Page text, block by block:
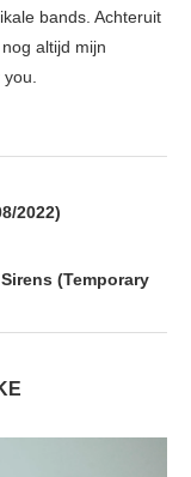
bands. Achteruit
altijd mijn
2022)
Sirens (Temporary